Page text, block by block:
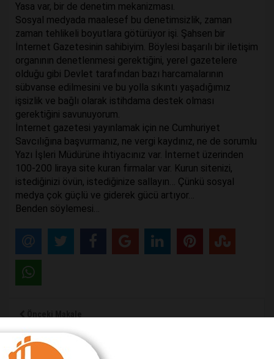
Yasa var, bir de denetim mekanizması.
Sosyal medyada maalesef bu denetimsizlik, zaman
zaman tehlikeli boyutlara götürüyor işi. Şahsen bir
İnternet Gazetesinin sahibiyim. Böylesi başarılı bir iletişim
organının denetlenmesi gerektiğini, yerel gazetelere
olduğu gibi Devlet tarafından bazı harcamalarının
sübvanse edilmesini ve bu yolla sıkıntı yaşadığımız
işsizlik ve bağlı olarak istihdama destek olması
gerektiğini savunuyorum.
İnternet gazetesi yayınlamak için ne Cumhuriyet
Savcılığına başvurmanız, ne vergi kaydınız, ne de sorumlu
Yazı İşleri Müdürüne ihtiyacınız var. İnternet üzerinden
100-200 liraya site kuran firmalar var. Kurun sitenizi,
istediğinizi övün, istediğinize sallayın… Çünkü sosyal
medya çok güçlü ve giderek gücü artıyor…
Benden söylemesi…
Sessiz çığlıklara kulak verelim!